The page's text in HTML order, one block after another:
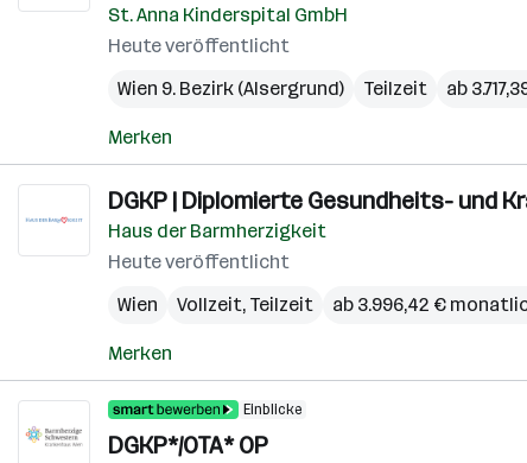
St. Anna Kinderspital GmbH
Heute veröffentlicht
Wien 9. Bezirk (Alsergrund)
Teilzeit ab
Merken
DGKP | Diplomierte Gesundheits- und
Haus der Barmherzigkeit
Heute veröffentlicht
Wien
Vollzeit, Teilzeit ab 3.996,42 €
Merken
Einblicke
DGKP*/OTA* OP